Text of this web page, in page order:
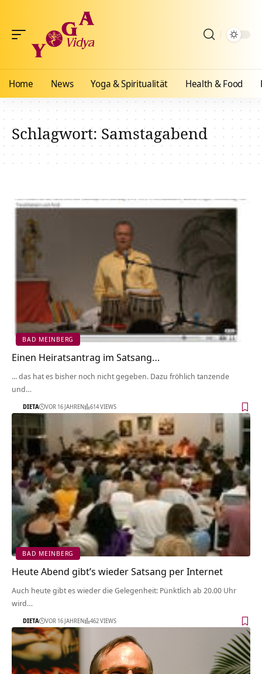
Home News Yoga & Spiritualität Health & Food
Schlagwort:Samstagabend
BAD MEINBERG
Einen Heiratsantrag im Satsang…
... das hat es bisher noch nicht gegeben. Dazu fröhlich tanzende
und…
DIETA VOR 16 JAHREN 614 VIEWS
BAD MEINBERG
Heute Abend gibt’s wieder Satsang per Internet
Auch heute gibt es wieder die Gelegenheit: Pünktlich ab 20.00 Uhr
wird…
DIETA VOR 16 JAHREN 462 VIEWS